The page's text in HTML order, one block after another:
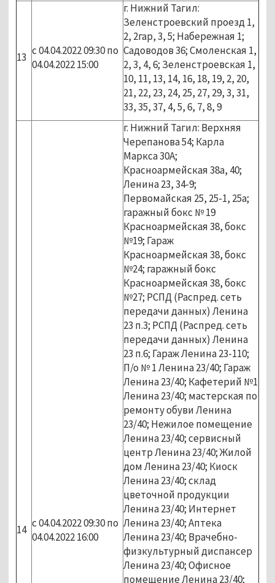
13 с 04.04.2022 09:30 по
04.04.2022 15:00
г. Нижний Тагил:
Зеленстроевский проезд 1,
2, 2гар, 3, 5; Набережная 1;
Садоводов 36; Смоленская 1,
2, 3, 4, 6; Зеленстроевская 1,
10, 11, 13, 14, 16, 18, 19, 2, 20,
21, 22, 23, 24, 25, 27, 29, 3, 31,
33, 35, 37, 4, 5, 6, 7, 8, 9
14 с 04.04.2022 09:30 по
04.04.2022 16:00
г. Нижний Тагил: Верхняя
Черепанова 54; Карла
Маркса 30А;
Красноармейская 38а, 40;
Ленина 23, 34-9;
Первомайская 25, 25-1, 25а;
гаражный бокс № 19
Красноармейская 38, бокс
№19; Гараж
Красноармейская 38, бокс
№24; гаражный бокс
Красноармейская 38, бокс
№27; РСПД (Распред. сеть
передачи данных) Ленина
23 п.3; РСПД (Распред. сеть
передачи данных) Ленина
23 п.6; Гараж Ленина 23-110;
П/о № 1 Ленина 23/40; Гараж
Ленина 23/40; Кафетерий №1
Ленина 23/40; мастерская по
ремонту обуви Ленина
23/40; Нежилое помещение
Ленина 23/40; сервисный
центр Ленина 23/40; Жилой
дом Ленина 23/40; Киоск
Ленина 23/40; склад
цветочной продукции
Ленина 23/40; Интернет
Ленина 23/40; Аптека
Ленина 23/40; Врачебно-
физкультурный диспансер
Ленина 23/40; Офисное
помещение Ленина 23/40;